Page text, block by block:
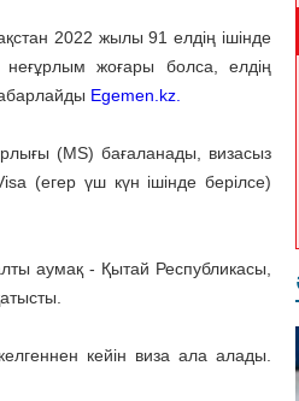
2022 жылы 91 елдің ішінде
жоғары болса, елдің
Egemen.kz.
(MS) бағаланады, визасыз
(егер үш күн ішінде берілсе)
аумақ - Қытай Республикасы,
кейін виза ала алады.